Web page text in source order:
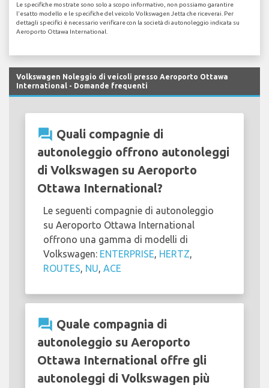
Le specifiche mostrate sono solo a scopo informativo, non possiamo garantire
l'esatto modello e le specifiche del veicolo Volkswagen Jetta che riceverai. Per
dettagli specifici è necessario verificare con la società di autonoleggio indicata su
Aeroporto Ottawa International.
Volkswagen Noleggio di veicoli presso Aeroporto Ottawa
International - Domande frequenti
question_answer Quali compagnie di
autonoleggio offrono autonoleggi
di Volkswagen su Aeroporto
Ottawa International?
Le seguenti compagnie di autonoleggio
su Aeroporto Ottawa International
offrono una gamma di modelli di
Volkswagen: ENTERPRISE HERTZ
ROUTES NU ACE
question_answer Quale compagnia di
autonoleggio su Aeroporto
Ottawa International offre gli
autonoleggi di Volkswagen più